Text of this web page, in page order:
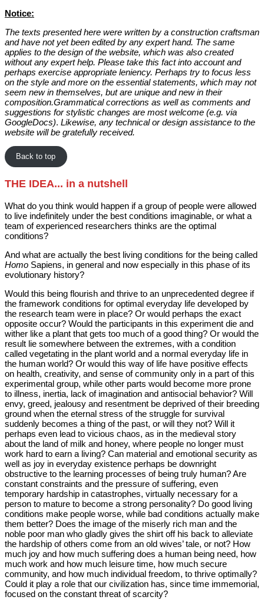
Notice:
The texts presented here were written by a construction craftsman
and have not yet been edited by any expert hand. The same
applies to the design of the website, which was also created
without any expert help. Please take this fact into account and
perhaps exercise appropriate leniency. Perhaps try to focus less
on the style and more on the essential statements, which may not
seem new in themselves, but are unique and new in their
composition.Grammatical corrections as well as comments and
suggestions for stylistic changes are most welcome (e.g. via
GoogleDocs). Likewise, any technical or design assistance to the
website will be gratefully received.
Back to top
THE IDEA... in a nutshell
What do you think would happen if a group of people were allowed
to live indefinitely under the best conditions imaginable, or what a
team of experienced researchers thinks are the optimal
conditions?
And what are actually the best living conditions for the being called
Homo Sapiens, in general and now especially in this phase of its
evolutionary history?
Would this being flourish and thrive to an unprecedented degree if
the framework conditions for optimal everyday life developed by
the research team were in place? Or would perhaps the exact
opposite occur? Would the participants in this experiment die and
wither like a plant that gets too much of a good thing? Or would the
result lie somewhere between the extremes, with a condition
called vegetating in the plant world and a normal everyday life in
the human world? Or would this way of life have positive effects
on health, creativity, and sense of community only in a part of this
experimental group, while other parts would become more prone
to illness, inertia, lack of imagination and antisocial behavior? Will
envy, greed, jealousy and resentment be deprived of their breeding
ground when the eternal stress of the struggle for survival
suddenly becomes a thing of the past, or will they not? Will it
perhaps even lead to vicious chaos, as in the medieval story
about the land of milk and honey, where people no longer must
work hard to earn a living? Can material and emotional security as
well as joy in everyday existence perhaps be downright
obstructive to the learning processes of being truly human? Are
constant constraints and the pressure of suffering, even
temporary hardship in catastrophes, virtually necessary for a
person to mature to become a strong personality? Do good living
conditions make people worse, while bad conditions actually make
them better? Does the image of the miserly rich man and the
noble poor man who gladly gives the shirt off his back to alleviate
the hardship of others come from an old wives’ tale, or not? How
much joy and how much suffering does a human being need, how
much work and how much leisure time, how much secure
community, and how much individual freedom, to thrive optimally?
Could it play a role that our civilization has, since time immemorial,
focused on the constant threat of scarcity?